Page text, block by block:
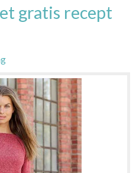
gratis recept